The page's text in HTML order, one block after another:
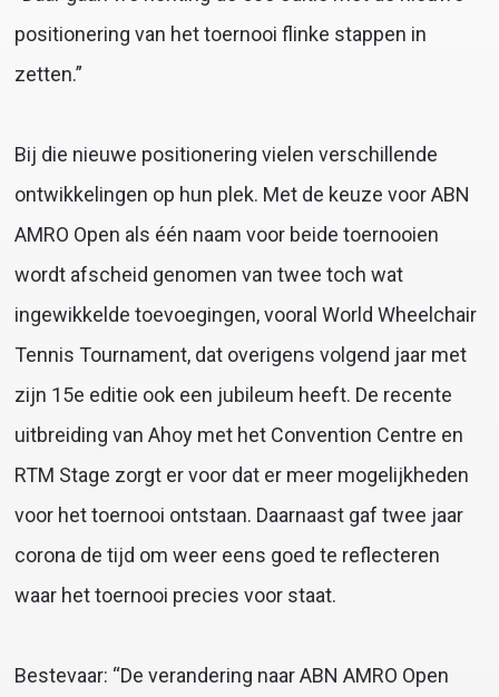
positionering van het toernooi flinke stappen in
zetten.”
Bij die nieuwe positionering vielen verschillende
ontwikkelingen op hun plek. Met de keuze voor ABN
AMRO Open als één naam voor beide toernooien
wordt afscheid genomen van twee toch wat
ingewikkelde toevoegingen, vooral World Wheelchair
Tennis Tournament, dat overigens volgend jaar met
zijn 15e editie ook een jubileum heeft. De recente
uitbreiding van Ahoy met het Convention Centre en
RTM Stage zorgt er voor dat er meer mogelijkheden
voor het toernooi ontstaan. Daarnaast gaf twee jaar
corona de tijd om weer eens goed te reflecteren
waar het toernooi precies voor staat.
Bestevaar: “De verandering naar ABN AMRO Open